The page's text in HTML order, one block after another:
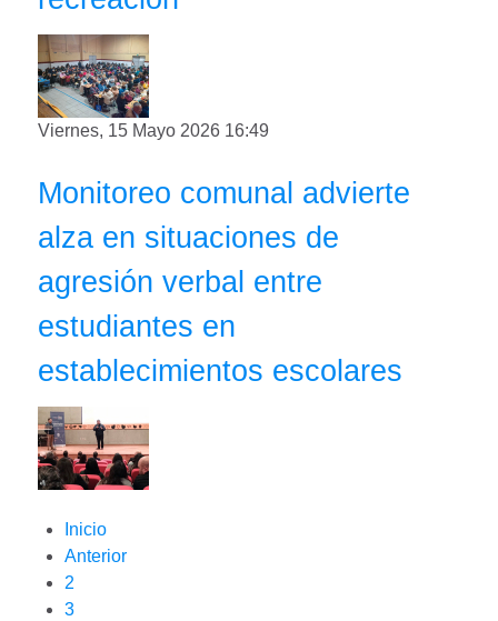
Viernes, 15 Mayo 2026 16:49
Monitoreo comunal advierte
alza en situaciones de
agresión verbal entre
estudiantes en
establecimientos escolares
Inicio
Anterior
2
3